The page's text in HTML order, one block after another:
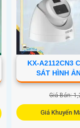
KX-A2112CN3
SÁT HÌNH
Giá Bán:
Giá Khuyến